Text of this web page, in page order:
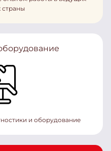
страны
и оборудование